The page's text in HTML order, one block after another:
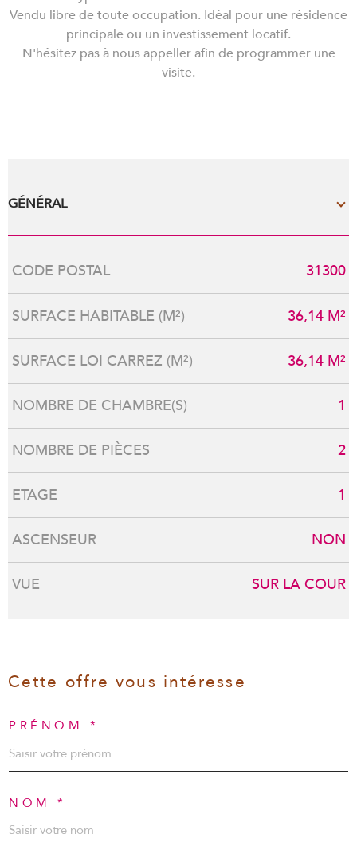
Vendu libre de toute occupation. Idéal pour une résidence
principale ou un investissement locatif.
N'hésitez pas à nous appeller afin de programmer une
visite.
GÉNÉRAL
Caractérisque Valeurs
CODE POSTAL 31300
SURFACE HABITABLE (M²) 36,14 M²
SURFACE LOI CARREZ (M²) 36,14 M²
NOMBRE DE CHAMBRE(S) 1
NOMBRE DE PIÈCES 2
ETAGE 1
ASCENSEUR NON
VUE SUR LA COUR
Cette offre vous intéresse
PRÉNOM *
NOM *